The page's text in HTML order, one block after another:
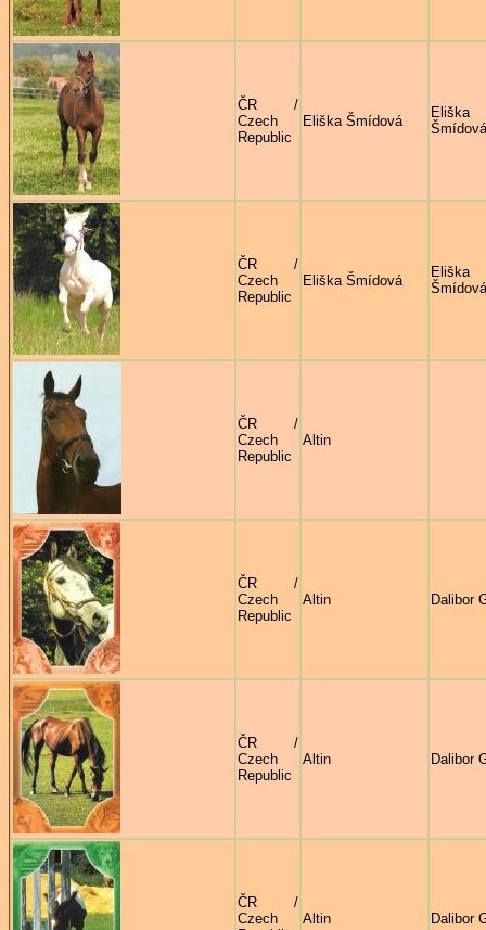
ČR /
Czech
Republic
Eliška Šmídová
Eliška
Šmídová
ČR /
Czech
Republic
Eliška Šmídová
Eliška
Šmídová
ČR /
Czech
Republic
Altin
ČR /
Czech
Republic
Altin Dalibor
ČR /
Czech
Republic
Altin Dalibor
ČR /
Czech
Altin Dalibor